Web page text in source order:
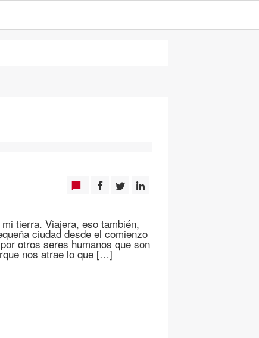
tierra. Viajera, eso también,
ciudad desde el comienzo
otros seres humanos que son
nos atrae lo que […]